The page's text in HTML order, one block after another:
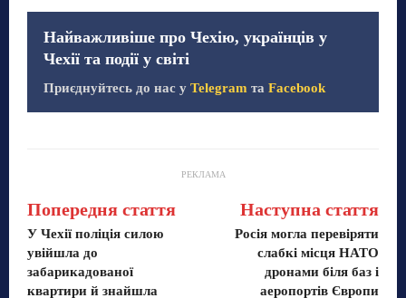
Найважливіше про Чехію, українців у
Чехії та події у світі
Приєднуйтесь до нас у Telegram та Facebook
РЕКЛАМА
Попередня стаття
У Чехії поліція силою
увійшла до
забарикадованої
квартири й знайшла
Наступна стаття
Росія могла перевіряти
слабкі місця НАТО
дронами біля баз і
аеропортів Європи